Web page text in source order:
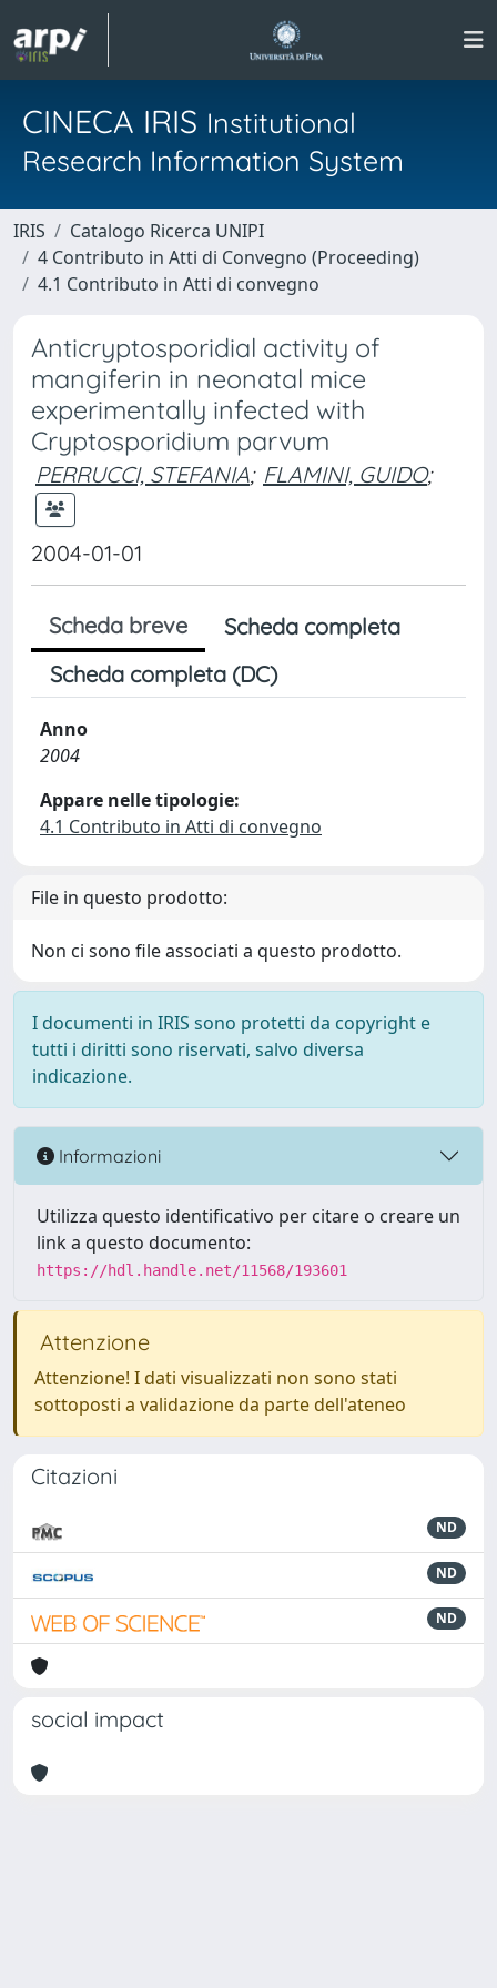
CINECA IRIS Institutional
Research Information System
IRIS
Catalogo Ricerca UNIPI
4 Contributo in Atti di Convegno (Proceeding)
4.1 Contributo in Atti di convegno
Anticryptosporidial activity of
mangiferin in neonatal mice
experimentally infected with
Cryptosporidium parvum
PERRUCCI, STEFANIA; FLAMINI, GUIDO;
2004-01-01
Scheda breve
Scheda completa
Scheda completa (DC)
Anno
2004
Appare nelle tipologie:
4.1 Contributo in Atti di convegno
File in questo prodotto:
Non ci sono file associati a questo prodotto.
I documenti in IRIS sono protetti da copyright e
tutti i diritti sono riservati, salvo diversa
indicazione.
Informazioni
Utilizza questo identificativo per citare o creare un
link a questo documento:
https://hdl.handle.net/11568/193601
Attenzione
Attenzione! I dati visualizzati non sono stati
sottoposti a validazione da parte dell'ateneo
Citazioni
ND
ND
ND
social impact